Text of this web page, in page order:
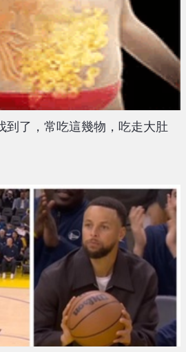
到了，常吃這幾物，吃走大肚